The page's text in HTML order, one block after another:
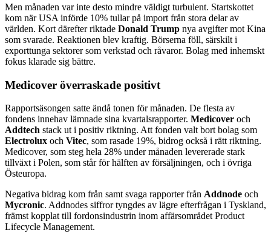
Men månaden var inte desto mindre väldigt turbulent. Startskottet
kom när USA införde 10% tullar på import från stora delar av
världen. Kort därefter riktade Donald Trump nya avgifter mot Kina
som svarade. Reaktionen blev kraftig. Börserna föll, särskilt i
exporttunga sektorer som verkstad och råvaror. Bolag med inhemskt
fokus klarade sig bättre.
Medicover överraskade positivt
Rapportsäsongen satte ändå tonen för månaden. De flesta av
fondens innehav lämnade sina kvartalsrapporter. Medicover och
Addtech stack ut i positiv riktning. Att fonden valt bort bolag som
Electrolux och Vitec, som rasade 19%, bidrog också i rätt riktning.
Medicover, som steg hela 28% under månaden levererade stark
tillväxt i Polen, som står för hälften av försäljningen, och i övriga
Östeuropa.
Negativa bidrag kom från samt svaga rapporter från Addnode och
Mycronic. Addnodes siffror tyngdes av lägre efterfrågan i Tyskland,
främst kopplat till fordonsindustrin inom affärsområdet Product
Lifecycle Management.